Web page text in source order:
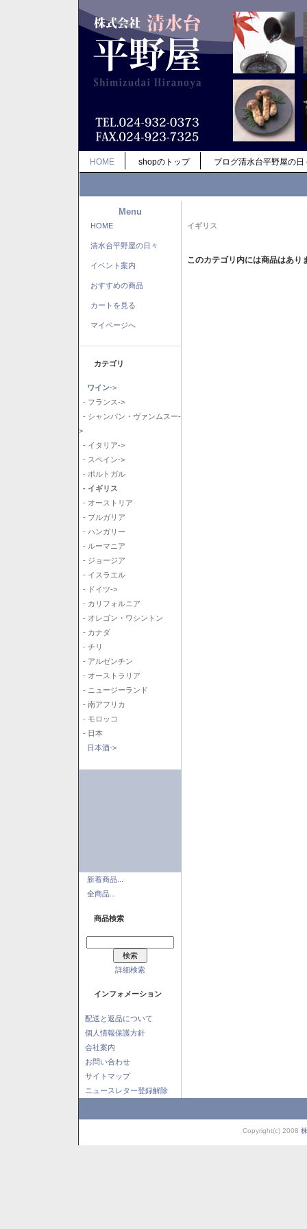
HOME shopのトップ ブログ清水台平野屋の日
Menu
HOME
清水台平野屋の日々
イベント案内
おすすめの商品
カートを見る
マイページへ
カテゴリ
ワイン->
- フランス->
- シャンパン・ヴァンムスー-
>
- イタリア->
- スペイン->
- ポルトガル
- イギリス
- オーストリア
- ブルガリア
- ハンガリー
- ルーマニア
- ジョージア
- イスラエル
- ドイツ->
- カリフォルニア
- オレゴン・ワシントン
- カナダ
- チリ
- アルゼンチン
- オーストラリア
- ニュージーランド
- 南アフリカ
- モロッコ
- 日本
日本酒->
新着商品...
全商品...
商品検索
詳細検索
インフォメーション
配送と返品について
個人情報保護方針
会社案内
お問い合わせ
サイトマップ
ニュースレター登録解除
イギリス
このカテゴリ内には商品はあり
Copyright(c) 2008